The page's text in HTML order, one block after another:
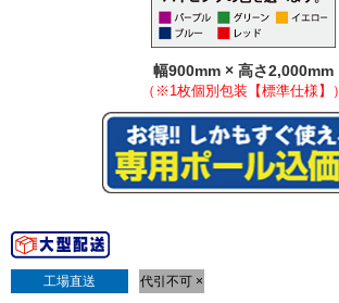
幅900mm × 高さ2,000mm
（※1枚個別包装【標準仕様】）
工場直送 代引不可 ×